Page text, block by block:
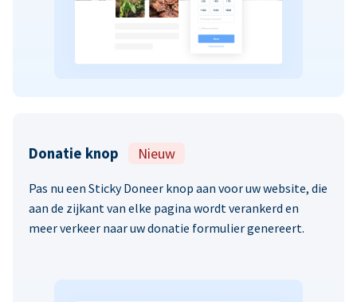
Donatie knop Nieuw
Pas nu een Sticky Doneer knop aan voor uw website, die
aan de zijkant van elke pagina wordt verankerd en
meer verkeer naar uw donatie formulier genereert.